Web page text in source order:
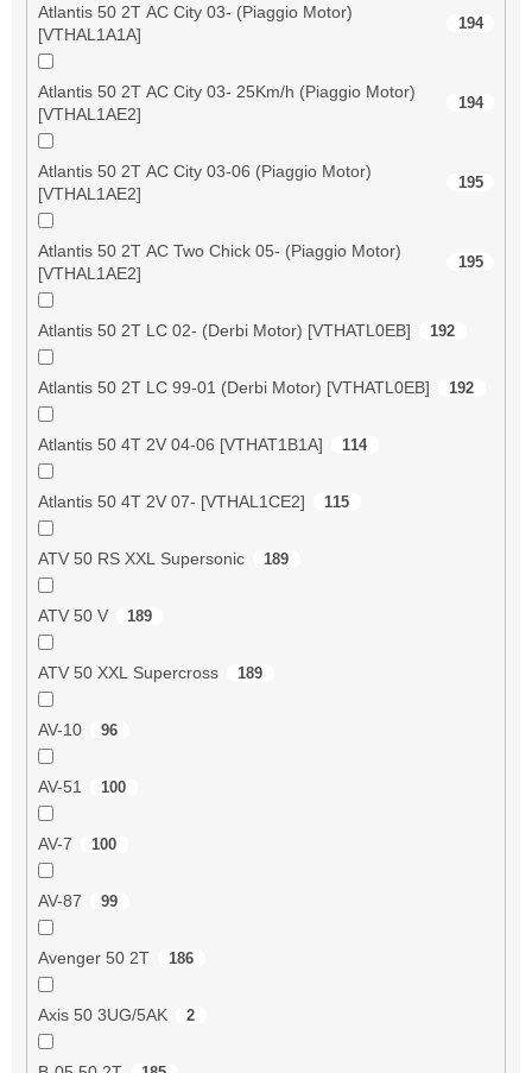
Atlantis 50 2T AC City 03- (Piaggio Motor)
[VTHAL1A1A]
194
Atlantis 50 2T AC City 03- 25Km/h (Piaggio Motor)
[VTHAL1AE2]
194
Atlantis 50 2T AC City 03-06 (Piaggio Motor)
[VTHAL1AE2]
195
Atlantis 50 2T AC Two Chick 05- (Piaggio Motor)
[VTHAL1AE2]
195
Atlantis 50 2T LC 02- (Derbi Motor) [VTHATL0EB] 192
Atlantis 50 2T LC 99-01 (Derbi Motor) [VTHATL0EB] 192
Atlantis 50 4T 2V 04-06 [VTHAT1B1A] 114
Atlantis 50 4T 2V 07- [VTHAL1CE2] 115
ATV 50 RS XXL Supersonic 189
ATV 50 V 189
ATV 50 XXL Supercross 189
AV-10 96
AV-51 100
AV-7 100
AV-87 99
Avenger 50 2T 186
Axis 50 3UG/5AK 2